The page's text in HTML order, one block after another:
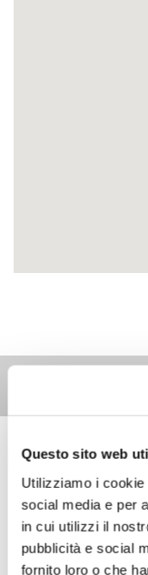
Questo sito web
Utilizziamo i
social media e per
in cui utilizzi il
pubblicità e social
fornito loro o che
8
AUG 2026
Milano Est
Al David Lloyd